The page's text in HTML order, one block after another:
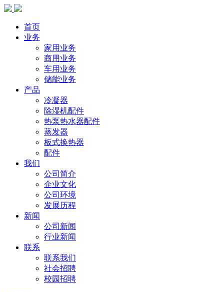
首页
业务
家用业务
商用业务
车用业务
储能业务
产品
冷凝器
除湿机配件
热泵热水器配件
蒸发器
板式换热器
配件
我们
公司简介
企业文化
公司环境
发展历程
新闻
公司新闻
行业新闻
联系
联系我们
社会招聘
校园招聘